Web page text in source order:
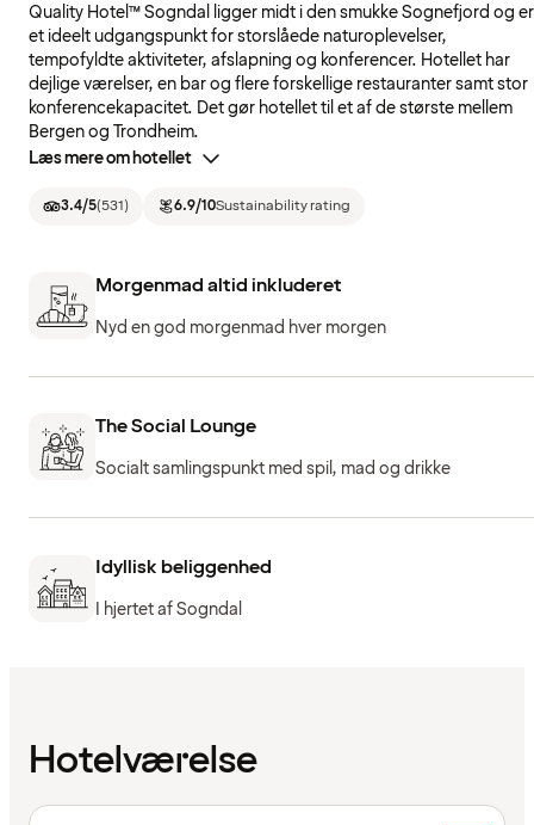
Quality Hotel™ Sogndal ligger midt i den smukke Sognefjord og er
et ideelt udgangspunkt for storslåede naturoplevelser,
tempofyldte aktiviteter, afslapning og konferencer. Hotellet har
dejlige værelser, en bar og flere forskellige restauranter samt stor
konferencekapacitet. Det gør hotellet til et af de største mellem
Bergen og Trondheim.
Læs mere om hotellet
3.4/5(531) 6.9/10Sustainability rating
Morgenmad altid inkluderet
Nyd en god morgenmad hver morgen
The Social Lounge
Socialt samlingspunkt med spil, mad og drikke
Idyllisk beliggenhed
I hjertet af Sogndal
Hotelværelse